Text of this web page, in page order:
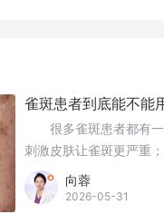
雀斑患者到底能不能
很多雀斑患者都有一
刺激皮肤让雀斑更严重
并不是非黑即白的。雀
上帮助淡化色斑、均匀
向蓉
2026-05-31